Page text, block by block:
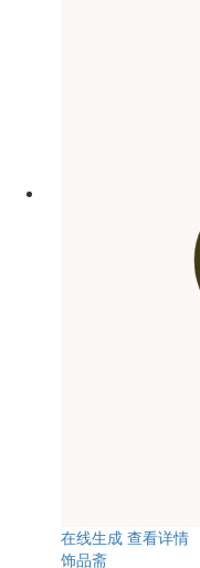
在线生成 查看详情
饰品斋